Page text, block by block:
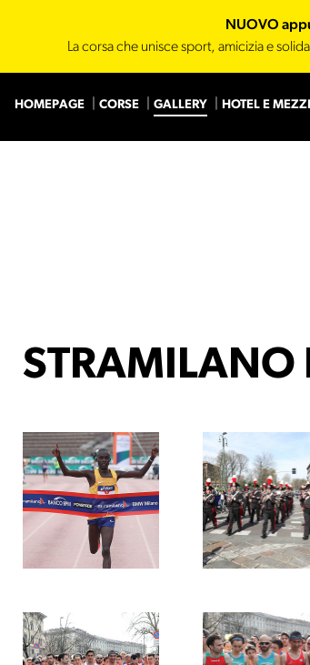
NUOVO
La corsa che unisce sport, amicizia e
HOMEPAGE CORSE GALLERY HOTEL E MEZZI
STRAMILANO